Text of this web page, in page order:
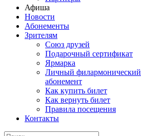
Афиша
Новости
Абонементы
Зрителям
Союз друзей
Подарочный сертификат
Ярмарка
Личный филармонический
абонемент
Как купить билет
Как вернуть билет
Правила посещения
Контакты